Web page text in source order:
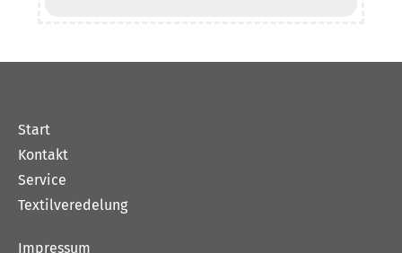
Start
Kontakt
Service
Textilveredelung
Impressum